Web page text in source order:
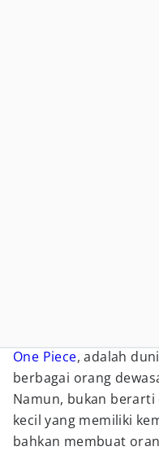
One Piece, adalah
berbagai orang
Namun, bukan
kecil yang memiliki
bahkan membuat